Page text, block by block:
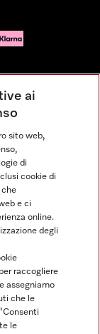
10 E TASSO
ai
sito web,
di
cookie di
che
e ci
online.
degli
raccogliere
assegniamo
che le
le